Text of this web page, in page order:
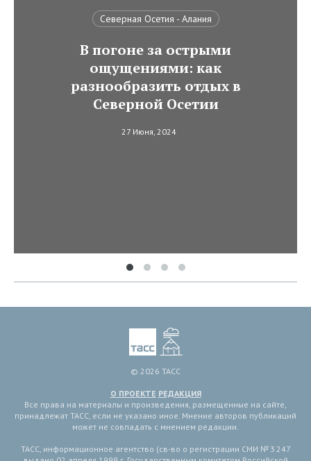
Северная Осетия - Алания
В погоне за острыми
ощущениями: как
разнообразить отдых в
Северной Осетии
27 Июня, 2024
© 2026 ТАСС
О ПРОЕКТЕ РЕДАКЦИЯ
Все права на материалы и произведения, размещенные на сайте,
принадлежат ТАСС, если не указано иное. Мнение авторов публикаций
может не совпадать с мнением редакции.
ТАСС, информационное агентство (св-во о регистрации СМИ № 3 247